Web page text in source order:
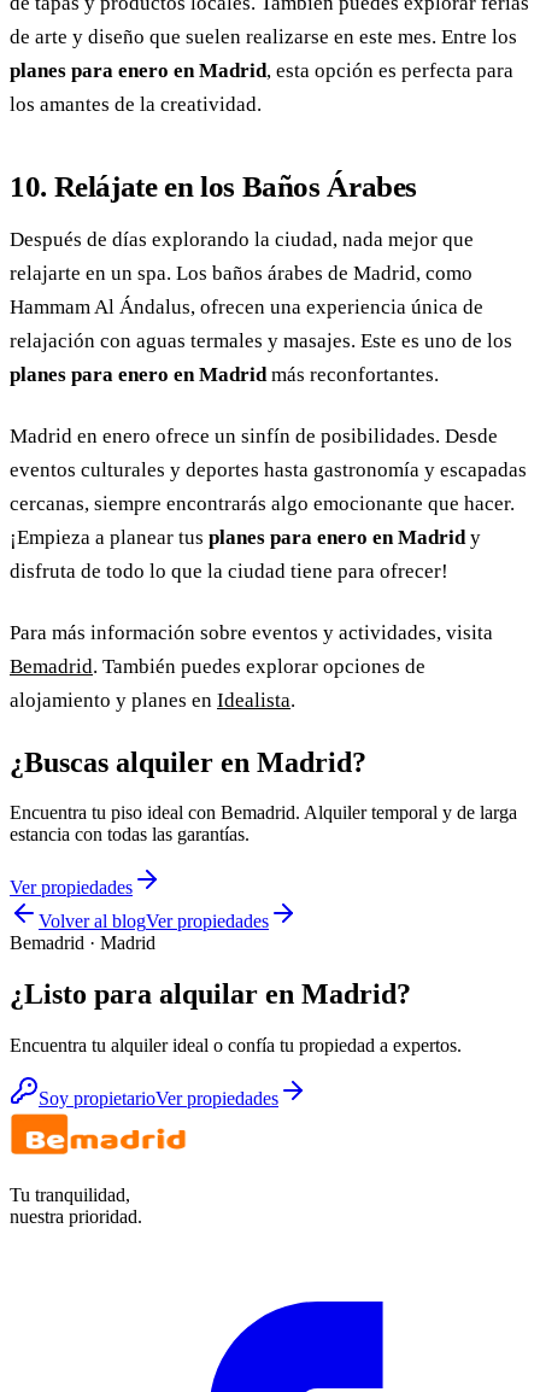
de arte y diseño que suelen realizarse en este mes. Entre los
planes para enero en Madrid, esta opción es perfecta para
los amantes de la creatividad.
10. Relájate en los Baños Árabes
Después de días explorando la ciudad, nada mejor que
relajarte en un spa. Los baños árabes de Madrid, como
Hammam Al Ándalus, ofrecen una experiencia única de
relajación con aguas termales y masajes. Este es uno de los
planes para enero en Madridmás reconfortantes.
Madrid en enero ofrece un sinfín de posibilidades. Desde
eventos culturales y deportes hasta gastronomía y escapadas
cercanas, siempre encontrarás algo emocionante que hacer.
¡Empieza a planear tus planes para enero en Madridy
disfruta de todo lo que la ciudad tiene para ofrecer!
Para más información sobre eventos y actividades, visita
Bemadrid. También puedes explorar opciones de
alojamiento y planes en Idealista.
¿Buscas alquiler en Madrid?
Encuentra tu piso ideal con Bemadrid. Alquiler temporal y de larga
estancia con todas las garantías.
Ver propiedades
Volver al blogVer propiedades
Bemadrid · Madrid
¿Listo para alquilar en Madrid?
Encuentra tu alquiler ideal o confía tu propiedad a expertos.
Soy propietarioVer propiedades
Tu tranquilidad,
nuestra prioridad.